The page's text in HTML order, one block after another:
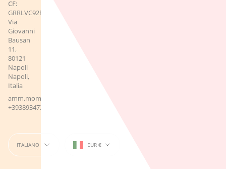
CF:
GRRLVC92R50F839S
Via
Giovanni
Bausan
11,
80121
Napoli
Napoli,
Italia
amm.momtobe21@gmail.com
‪+393893473138‬
Lingua
ITALIANO Valuta
EUR €